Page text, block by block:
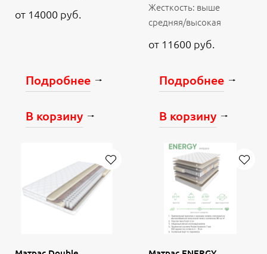
от 14000 руб.
Подробнее
В корзину
Жесткость: выше
средняя/высокая
от 11600 руб.
Подробнее
В корзину